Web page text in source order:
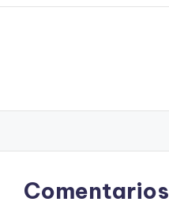
Comentarios